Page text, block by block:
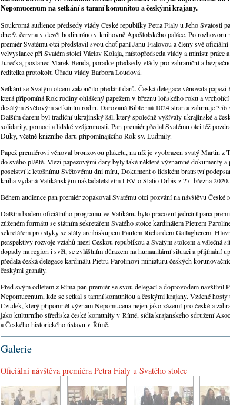
Nepomucenum na setkání s tamní komunitou a českými krajany.
Soukromá audience předsedy vlády České republiky Petra Fialy u Jeho Svatosti
dne 9. června v devět hodin ráno v knihovně Apoštolského paláce. Po rozhovoru
premiér Svatému otci představil svou choť paní Janu Fialovou a členy své
velvyslanec při Svatém stolci Václav Kolaja, místopředseda vlády a ministr práce
Jurečka, poslanec Marek Benda, poradce předsedy vlády pro zahraniční a
ředitelka protokolu Úřadu vlády Barbora Loudová.
Setkání se Svatým otcem zakončilo předání darů. Česká delegace věnovala
která připomíná Rok rodiny ohlášený papežem v březnu loňského roku a
desátým Světovým setkáním rodin. Darovaná Bible má 1024 stran a zahrnuje
Dalším darem byl tradiční ukrajinský šál, který společně vyšívaly ukrajinské a
solidarity, pomoci a lidské vzájemnosti. Pan premiér předal Svatému otci též
Duky, včetně knižního daru připomínajícího Rok sv. Ludmily.
Papež premiérovi věnoval bronzovou plaketu, na níž je vyobrazen svatý Martin z
do svého pláště. Mezi papežovými dary byly také některé významné dokumenty
poselství k letošnímu Světovému dni míru, Dokument o lidském bratrství
kniha vydaná Vatikánským nakladatelstvím LEV o Statio Orbis z 27. března 2020.
Během audience pan premiér zopakoval Svatému otci pozvání na návštěvu České
Dalším bodem oficiálního programu ve Vatikánu bylo pracovní jednání pana
zúženém formátu se státním sekretářem Svatého stolce kardinálem Pietrem
sekretářem pro styky se státy arcibiskupem Paulem Richardem Gallagherem.
perspektivy rozvoje vztahů mezi Českou republikou a Svatým stolcem a válečná
dopady na region i svět, se zvláštním důrazem na humanitární situaci a přijímání
předala česká delegace kardinálu Pietru Parolinovi miniaturu českých
českými granáty.
Před svým odletem z Říma pan premiér se svou delegací a doprovodem navštívil
Nepomucenum, kde se setkal s tamní komunitou a českými krajany. Vzácné
Czudek, který připomněl význam Nepomucena nejen jako zázemí pro české a
jako kulturního střediska české komunity v Římě, sídla krajanského sdružení
a Českého historického ústavu v Římě.
Galerie
Oficiální návštěva premiéra Petra Fialy u Svatého stolce